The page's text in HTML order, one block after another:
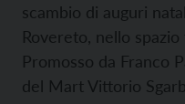
scambio di auguri
Rovereto, nello
Promosso da Franco
del Mart Vittorio